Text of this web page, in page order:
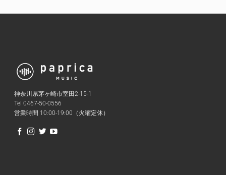
神奈川県茅ヶ崎市室田2-15-1
Tel 0467-50-0556
営業時間 10:00-19:00（火曜定休）